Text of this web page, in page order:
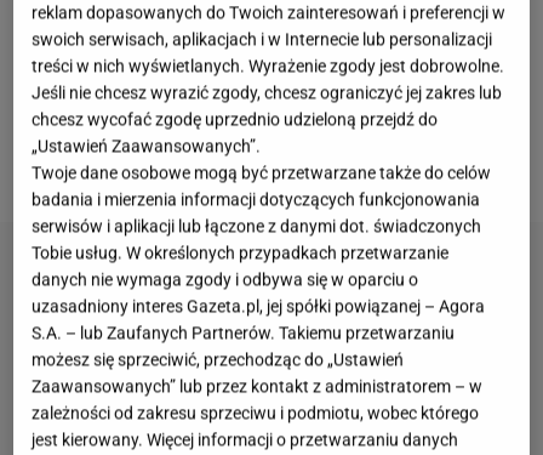
chętnie udziela wywiadów na temat swojej kariery.
W nowej rozmowie zTomaszem Raczkiem, która
została opublikowana na platformie YouTube,
podzieliła się ciekawą historią związaną z
wyborami.
reklam dopasowanych do Twoich zainteresowań i preferencji w
swoich serwisach, aplikacjach i w Internecie lub personalizacji
treści w nich wyświetlanych. Wyrażenie zgody jest dobrowolne.
Jeśli nie chcesz wyrazić zgody, chcesz ograniczyć jej zakres lub
chcesz wycofać zgodę uprzednio udzieloną przejdź do
„Ustawień Zaawansowanych”.
Twoje dane osobowe mogą być przetwarzane także do celów
badania i mierzenia informacji dotyczących funkcjonowania
serwisów i aplikacji lub łączone z danymi dot. świadczonych
Tobie usług. W określonych przypadkach przetwarzanie
danych nie wymaga zgody i odbywa się w oparciu o
uzasadniony interes Gazeta.pl, jej spółki powiązanej – Agora
S.A. – lub Zaufanych Partnerów. Takiemu przetwarzaniu
możesz się sprzeciwić, przechodząc do „Ustawień
Zaawansowanych” lub przez kontakt z administratorem – w
zależności od zakresu sprzeciwu i podmiotu, wobec którego
jest kierowany. Więcej informacji o przetwarzaniu danych